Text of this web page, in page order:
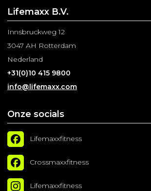
Lifemaxx B.V.
Innsbruckweg 12
3047 AH Rotterdam
Nederland
+31(0)10 415 9800
info@lifemaxx.com
Onze socials
Lifemaxxfitness
Crossmaxxfitness
Lifemaxxfitness